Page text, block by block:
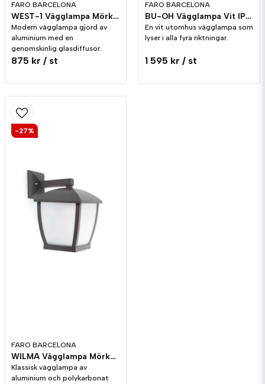
FARO BARCELONA
WEST-1 Vägglampa Mörkgrå IP54
Modern vägglampa gjord av
aluminium med en
genomskinlig glasdiffusor.
875 kr / st
FARO BARCELONA
BU-OH Vägglampa Vit IP65
En vit utomhus vägglampa som
lyser i alla fyra riktningar.
1 595 kr / st
FARO BARCELONA
WILMA Vägglampa Mörkgrå
Klassisk vägglampa av
aluminium och polykarbonat
-27%